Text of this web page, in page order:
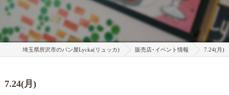
埼玉県所沢市のパン屋Lycka(リュッカ) 販売店･イベント情報 7.24(月)
7.24(月)